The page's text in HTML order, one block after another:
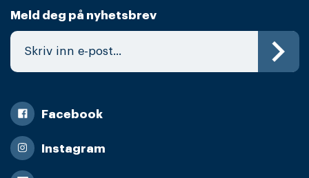
Meld deg på nyhetsbrev
Facebook
Instagram